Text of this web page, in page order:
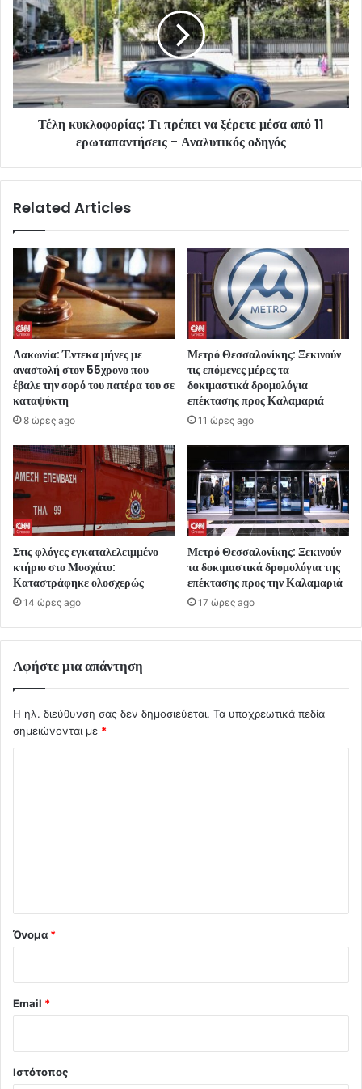
Τέλη κυκλοφορίας: Τι πρέπει να ξέρετε μέσα από 11
ερωταπαντήσεις - Αναλυτικός οδηγός
Related Articles
Λακωνία: Έντεκα μήνες με
αναστολή στον 55χρονο που
έβαλε την σορό του πατέρα του σε
καταψύκτη
8 ώρες ago
Μετρό Θεσσαλονίκης: Ξεκινούν
τις επόμενες μέρες τα
δοκιμαστικά δρομολόγια
επέκτασης προς Καλαμαριά
11 ώρες ago
Στις φλόγες εγκαταλελειμμένο
κτήριο στο Μοσχάτο:
Καταστράφηκε ολοσχερώς
14 ώρες ago
Μετρό Θεσσαλονίκης: Ξεκινούν
τα δοκιμαστικά δρομολόγια της
επέκτασης προς την Καλαμαριά
17 ώρες ago
Αφήστε μια απάντηση
Η ηλ. διεύθυνση σας δεν δημοσιεύεται. Τα υποχρεωτικά πεδία
σημειώνονται με *
Όνομα *
Email *
Ιστότοπος